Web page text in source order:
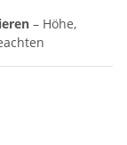
– Höhe,